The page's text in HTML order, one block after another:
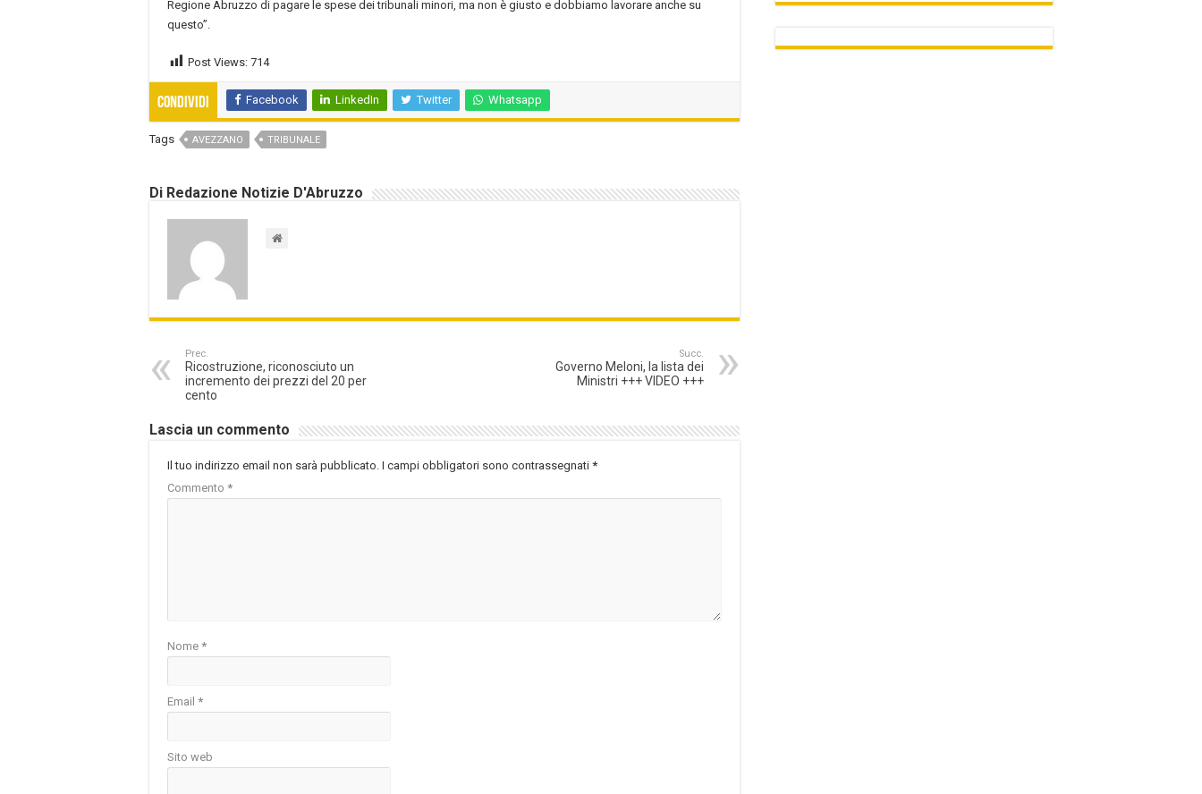
Regione Abruzzo di pagare le spese dei tribunali minori, ma non è giusto e dobbiamo lavorare anche su
questo”.
Post Views: 714
Condividi Facebook LinkedIn Twitter Whatsapp
Tags AVEZZANO TRIBUNALE
Di Redazione Notizie D'Abruzzo
Prec.
Ricostruzione, riconosciuto un
incremento dei prezzi del 20 per
cento
Succ.
Governo Meloni, la lista dei
Ministri +++ VIDEO +++
Lascia un commento
Il tuo indirizzo email non sarà pubblicato. I campi obbligatori sono contrassegnati *
Commento *
Nome *
Email *
Sito web